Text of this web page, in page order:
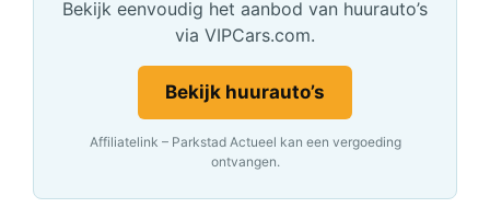
Bekijk eenvoudig het aanbod van huurauto’s
via VIPCars.com.
Bekijk huurauto’s
Affiliatelink – Parkstad Actueel kan een vergoeding
ontvangen.